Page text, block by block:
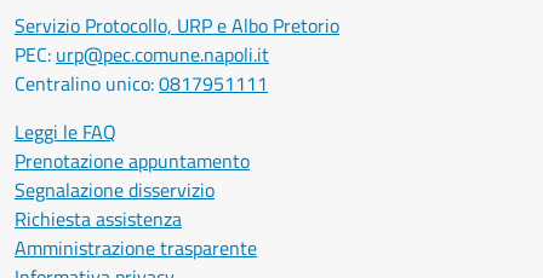
Servizio Protocollo, URP e Albo Pretorio
PEC: urp@pec.comune.napoli.it
Centralino unico:0817951111
Leggi le FAQ
Prenotazione appuntamento
Segnalazione disservizio
Richiesta assistenza
Amministrazione trasparente